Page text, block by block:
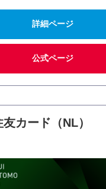
詳細ページ
公式ページ
カード（NL）